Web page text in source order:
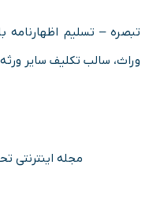
‌تبصره – تسلیم
وراث، سالب تکلیف سایر
مجله اینترنتی